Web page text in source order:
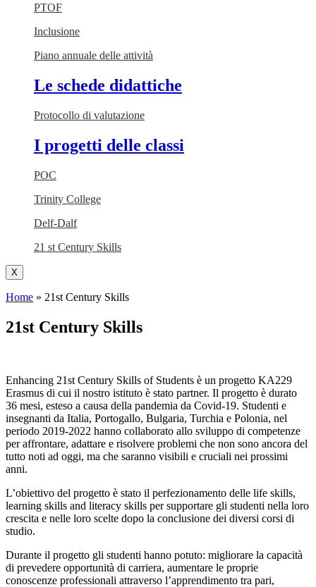
PTOF
Inclusione
Piano annuale delle attività
Le schede didattiche
Protocollo di valutazione
I progetti delle classi
POC
Trinity College
Delf-Dalf
21 st Century Skills
X
Home » 21st Century Skills
21st Century Skills
Enhancing 21st Century Skills of Students è un progetto KA229
Erasmus di cui il nostro istituto è stato partner. Il progetto è durato
36 mesi, esteso a causa della pandemia da Covid-19. Studenti e
insegnanti da Italia, Portogallo, Bulgaria, Turchia e Polonia, nel
periodo 2019-2022 hanno collaborato allo sviluppo di competenze
per affrontare, adattare e risolvere problemi che non sono ancora del
tutto noti ad oggi, ma che saranno visibili e cruciali nei prossimi
anni.
L’obiettivo del progetto è stato il perfezionamento delle life skills,
learning skills and literacy skills per supportare gli studenti nella loro
crescita e nelle loro scelte dopo la conclusione dei diversi corsi di
studio.
Durante il progetto gli studenti hanno potuto: migliorare la capacità
di prevedere opportunità di carriera, aumentare le proprie
conoscenze professionali attraverso l’apprendimento tra pari,